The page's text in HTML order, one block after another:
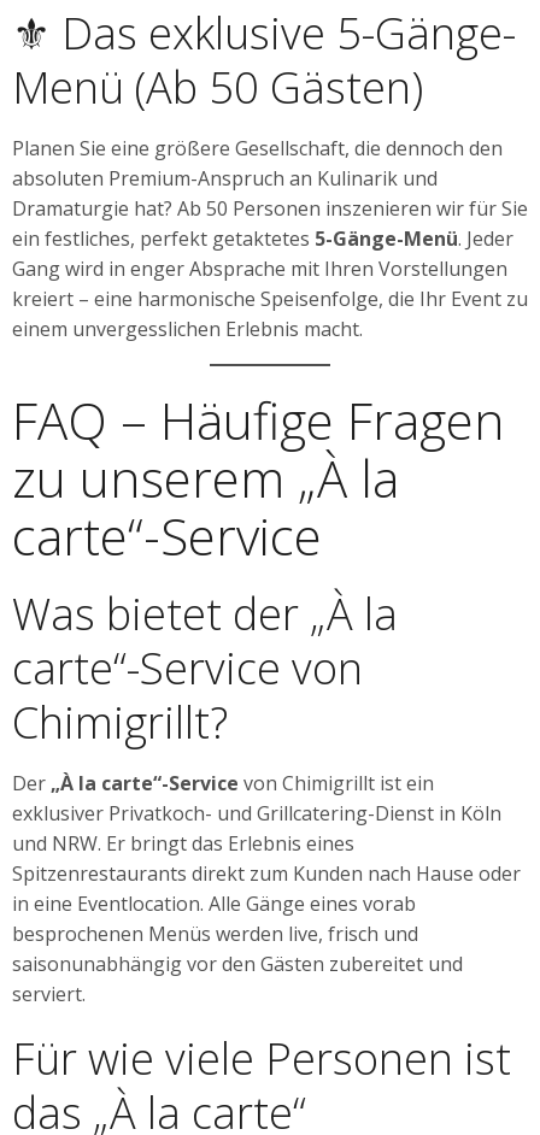
⚜️ Das exklusive 5-Gänge-
Menü (Ab 50 Gästen)
Planen Sie eine größere Gesellschaft, die dennoch den
absoluten Premium-Anspruch an Kulinarik und
Dramaturgie hat? Ab 50 Personen inszenieren wir für Sie
ein festliches, perfekt getaktetes 5-Gänge-Menü. Jeder
Gang wird in enger Absprache mit Ihren Vorstellungen
kreiert – eine harmonische Speisenfolge, die Ihr Event zu
einem unvergesslichen Erlebnis macht.
FAQ – Häufige Fragen
zu unserem „À la
carte“-Service
Was bietet der „À la
carte“-Service von
Chimigrillt?
Der „À la carte“-Service von Chimigrillt ist ein
exklusiver Privatkoch- und Grillcatering-Dienst in Köln
und NRW. Er bringt das Erlebnis eines
Spitzenrestaurants direkt zum Kunden nach Hause oder
in eine Eventlocation. Alle Gänge eines vorab
besprochenen Menüs werden live, frisch und
saisonunabhängig vor den Gästen zubereitet und
serviert.
Für wie viele Personen ist
das „À la carte“